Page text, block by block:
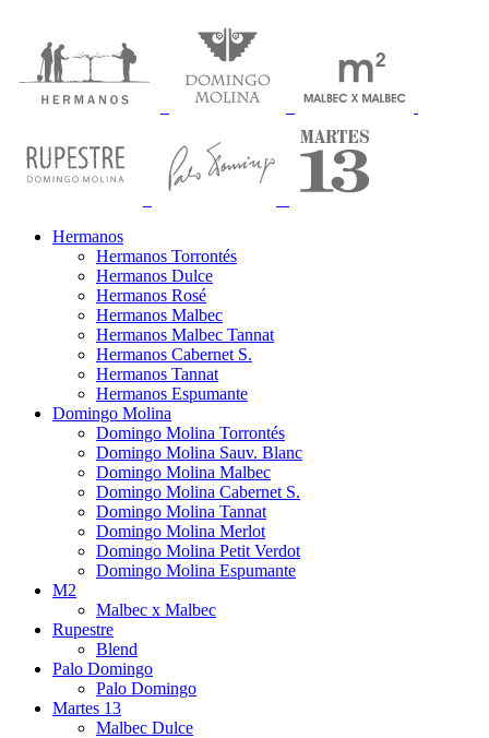
Hermanos
Hermanos Torrontés
Hermanos Dulce
Hermanos Rosé
Hermanos Malbec
Hermanos Malbec Tannat
Hermanos Cabernet S.
Hermanos Tannat
Hermanos Espumante
Domingo Molina
Domingo Molina Torrontés
Domingo Molina Sauv. Blanc
Domingo Molina Malbec
Domingo Molina Cabernet S.
Domingo Molina Tannat
Domingo Molina Merlot
Domingo Molina Petit Verdot
Domingo Molina Espumante
M2
Malbec x Malbec
Rupestre
Blend
Palo Domingo
Palo Domingo
Martes 13
Malbec Dulce